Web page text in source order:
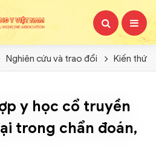
Nghiên cứu và trao đổi Kiến thức
y học cổ truyền
trong chẩn đoán,